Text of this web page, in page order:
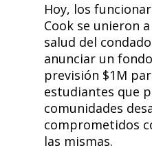
Hoy, los
Cook se unieron
salud del
anunciar un
previsión $1M
estudiantes que
comunidades
comprometidos
las mismas.